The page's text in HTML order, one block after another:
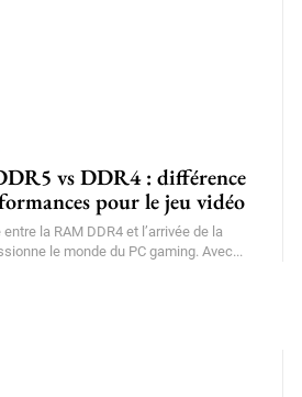
vs DDR4 : différence
pour le jeu vidéo
la RAM DDR4 et l’arrivée de la
le monde du PC gaming. Avec...